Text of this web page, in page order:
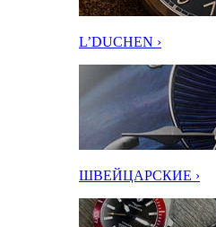
L’DUCHEN ›
ШВЕЙЦАРСКИЕ ›